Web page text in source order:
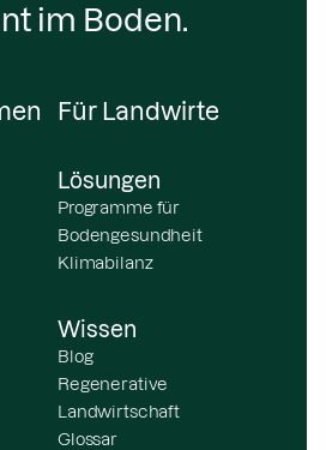
im Boden.
Für Landwirte
Lösungen
Programme für
Bodengesundheit
Klimabilanz
Wissen
Blog
Regenerative
Landwirtschaft
Glossar